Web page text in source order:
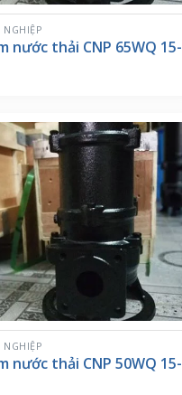
nước thải CNP 65WQ 15-
nước thải CNP 50WQ 15-